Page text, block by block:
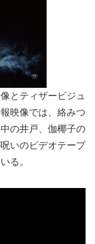
とティザービジュ
映像では、絡みつ
の井戸、伽椰子の
いのビデオテープ
る。